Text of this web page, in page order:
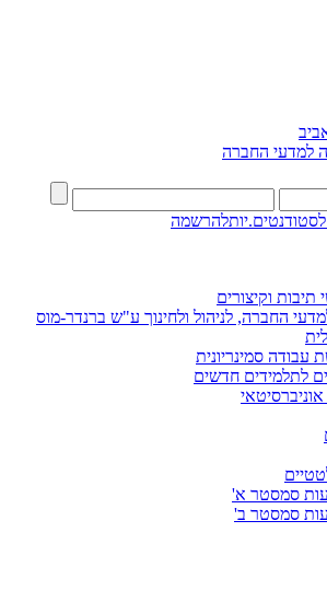
למדעי החברה
להרשמה
תיבות וקיצורים
החברה, לניהול ולחינוך ע"ש ברנדר-מוס
עבודה סמינריונית
לתלמידים חדשים
סמסטר א'
סמסטר ב'